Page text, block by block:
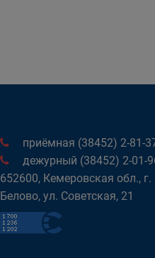
приёмная (38452) 2-81-
дежурный (38452) 2-01-
652600, Кемеровская обл., г.
Белово, ул. Советская, 21